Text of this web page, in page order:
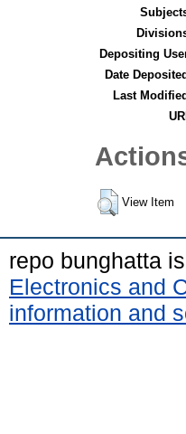
Depositing
Date
Last
View Item
repo bunghatta
Electronics and
information and